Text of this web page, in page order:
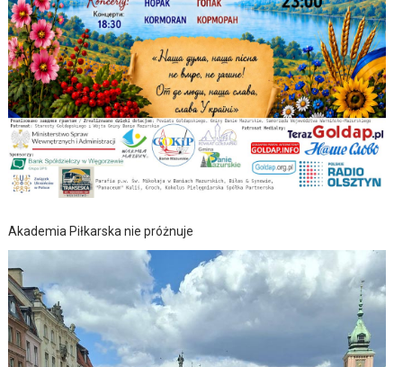
Akademia Piłkarska nie próżnuje